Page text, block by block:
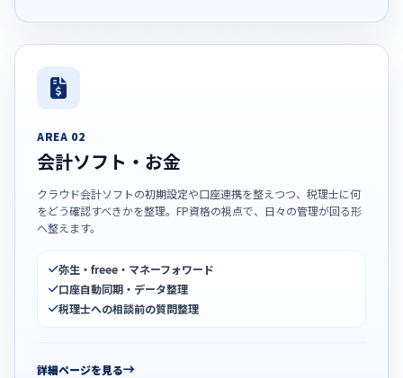
AREA 02
会計ソフト・お金
クラウド会計ソフトの初期設定や口座連携を整えつつ、税理士に何
をどう確認すべきかを整理。FP資格の視点で、日々の管理が回る形
へ整えます。
弥生・freee・マネーフォワード
口座自動同期・データ整理
税理士への相談前の質問整理
詳細ページを見る